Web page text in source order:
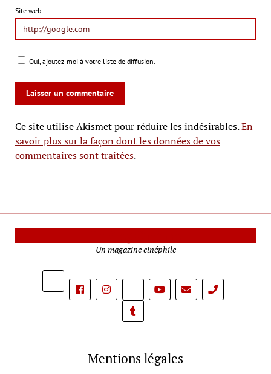
Site web
Oui, ajoutez-moi à votre liste de diffusion.
Ce site utilise Akismet pour réduire les indésirables.En
savoir plus sur la façon dont les données de vos
commentaires sont traitées.
Un magazine cinéphile
phone
Mentions légales